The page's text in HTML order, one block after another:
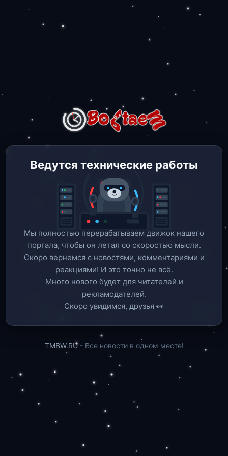
Ведутся технические работы
Мы полностью перерабатываем движок нашего
портала, чтобы он летал со скоростью мысли.
Скоро вернемся c новостями, комментариями и
реакциями! И это точно не всё.
Много нового будет для читателей и
рекламодателей.
Скоро увидимся, друзья 👀
TMBW.RU- Все новости в одном месте!